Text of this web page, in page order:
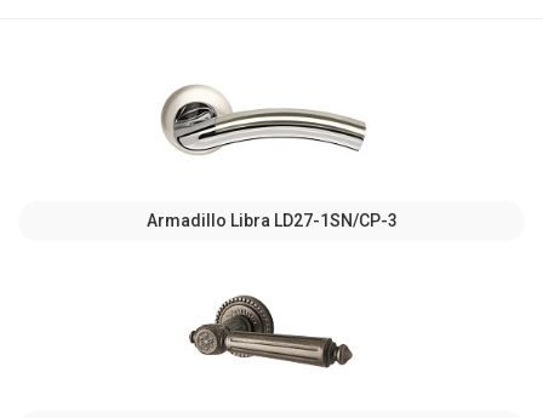
Armadillo Libra LD27-1SN/CP-3